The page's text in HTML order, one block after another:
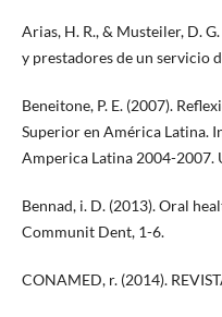
Arias, H. R., & Musteiler, D.
y prestadores de un servicio
Beneitone, P. E. (2007).
Superior en América Latina.
Amperica Latina 2004-2007.
Bennad, i. D. (2013). Oral
Communit Dent, 1-6.
CONAMED, r. (2014).